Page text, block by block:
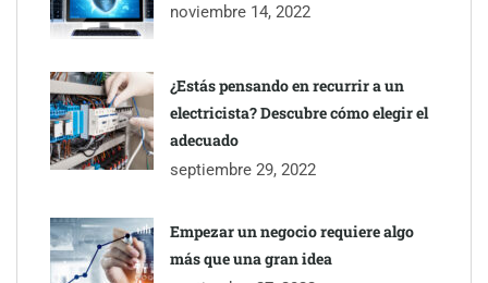
noviembre 14, 2022
¿Estás pensando en recurrir a un
electricista? Descubre cómo elegir el
adecuado
septiembre 29, 2022
Empezar un negocio requiere algo
más que una gran idea